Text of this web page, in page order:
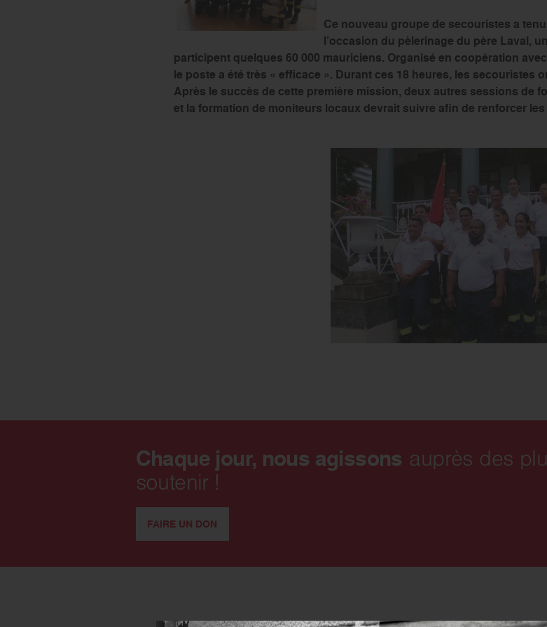
Ce nouveau groupe de secouristes a
l’occasion du pèlerinage du père Laval,
participent quelques 60 000 mauriciens. Organisé en coopération
le poste a été très « efficace ». Durant ces 18 heures, les secouristes
Après le succès de cette première mission, deux autres sessions de
et la formation de moniteurs locaux devrait suivre afin de renforcer
Chaque jour, nous agissons auprès des
soutenir !
FAIRE UN DON